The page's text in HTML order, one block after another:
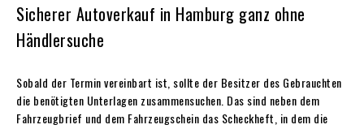
Sicherer Autoverkauf in Hamburg ganz ohne
Händlersuche
Sobald der Termin vereinbart ist, sollte der Besitzer des Gebrauchten
die benötigten Unterlagen zusammensuchen. Das sind neben dem
Fahrzeugbrief und dem Fahrzeugschein das Scheckheft, in dem die